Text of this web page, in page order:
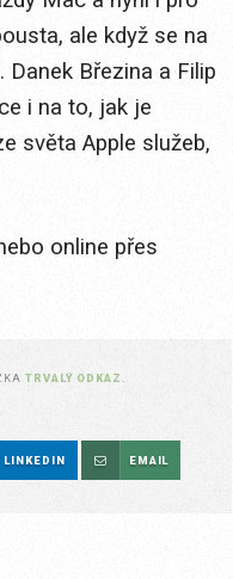
ale když se na
Březina a Filip
i na to, jak je
světa Apple služeb,
online přes
TRVALÝ ODKAZ
LINKEDIN EMAIL